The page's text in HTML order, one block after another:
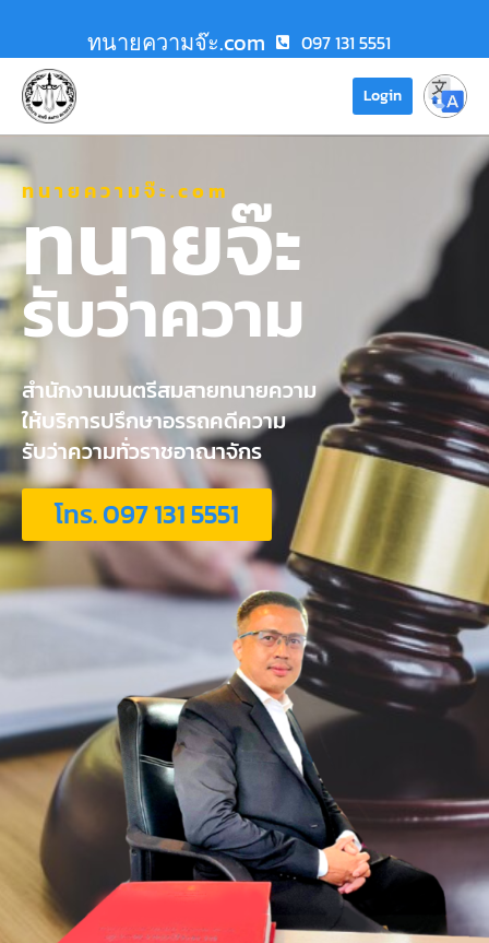
ทนายความจ๊ะ.com 097 131 5551
Login
ทนายความจ๊ะ.com
ทนายจ๊ะ
รับว่าความ
สำนักงานมนตรีสมสายทนายความ
ให้บริการปรึกษาอรรถคดีความ
รับว่าความทั่วราชอาณาจักร
โทร. 097 131 5551